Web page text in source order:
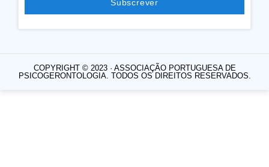
Subscrever
COPYRIGHT © 2023 · ASSOCIAÇÃO PORTUGUESA DE
PSICOGERONTOLOGIA. TODOS OS DIREITOS RESERVADOS.